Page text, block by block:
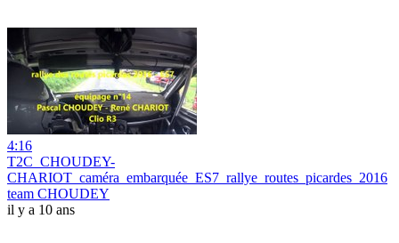
4:16
T2C_CHOUDEY-
CHARIOT_caméra_embarquée_ES7_rallye_routes_picardes_2016
team CHOUDEY
il y a 10 ans